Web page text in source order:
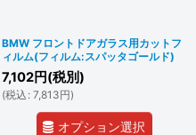
BMW フロントドアガラス用カットフ
ィルム(フィルム:スパッタゴールド)
7,102円(税別)
(税込 : 7,813円)
オプション選択